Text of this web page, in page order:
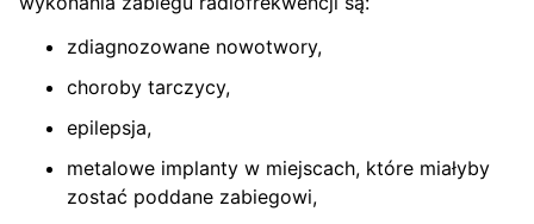
zdiagnozowane nowotwory,
choroby tarczycy,
epilepsja,
metalowe implanty w miejscach, które miałyby
zostać poddane zabiegowi,